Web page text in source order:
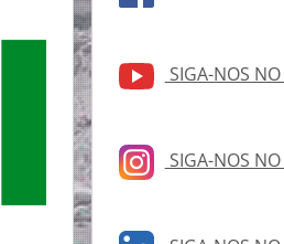
SIGA-NOS
SIGA-NOS